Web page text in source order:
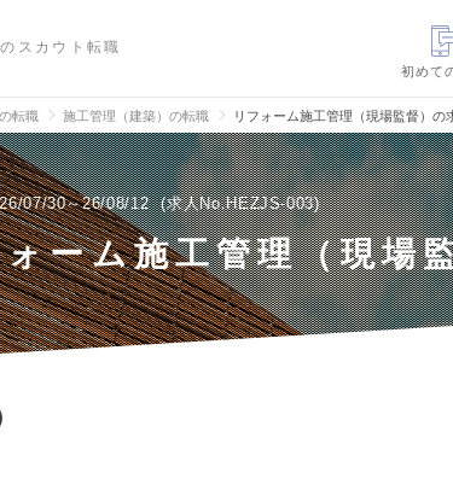
スカウト転職
初めて
転職 施工管理（建築）の転職 リフォーム施工管理（現場監督）の
26/07/30～26/08/12 求人No.HEZJS-003
ーム施工管理（現場